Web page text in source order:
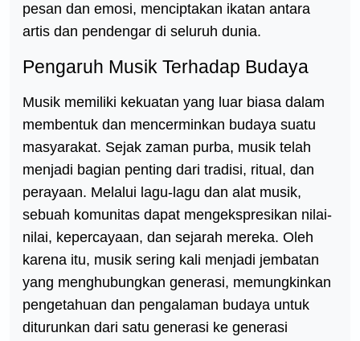
pesan dan emosi, menciptakan ikatan antara
artis dan pendengar di seluruh dunia.
Pengaruh Musik Terhadap Budaya
Musik memiliki kekuatan yang luar biasa dalam
membentuk dan mencerminkan budaya suatu
masyarakat. Sejak zaman purba, musik telah
menjadi bagian penting dari tradisi, ritual, dan
perayaan. Melalui lagu-lagu dan alat musik,
sebuah komunitas dapat mengekspresikan nilai-
nilai, kepercayaan, dan sejarah mereka. Oleh
karena itu, musik sering kali menjadi jembatan
yang menghubungkan generasi, memungkinkan
pengetahuan dan pengalaman budaya untuk
diturunkan dari satu generasi ke generasi